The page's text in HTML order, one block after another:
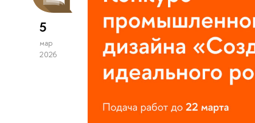
5
мар
2026